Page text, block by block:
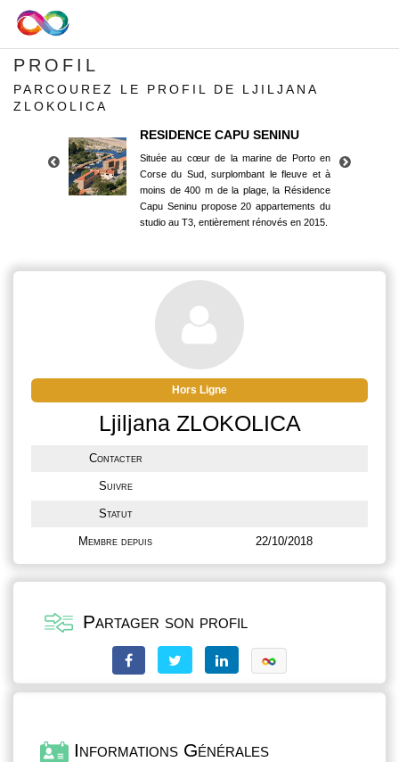
PROFIL
PARCOUREZ LE PROFIL DE LJILJANA
ZLOKOLICA
RESIDENCE CAPU SENINU
Située au cœur de la marine de Porto en
Corse du Sud, surplombant le fleuve et à
moins de 400 m de la plage, la Résidence
Capu Seninu propose 20 appartements du
studio au T3, entièrement rénovés en 2015.
Corse du Sud, surplombant le fleuve et à
moins de 400 m de la plage, la Résidence
Capu Seninu propose 20 appartements du
studio au T3, entièrement rénovés en 2015.
Hors Ligne
Ljiljana ZLOKOLICA
Contacter
Suivre
Statut
Membre depuis 22/10/2018
Partager son profil
Informations Générales